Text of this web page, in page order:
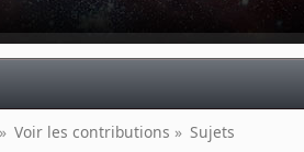
» Voir les contributions » Sujets